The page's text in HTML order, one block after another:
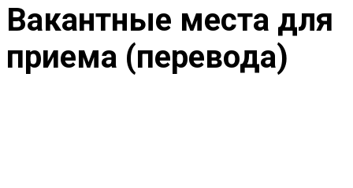
Вакантные места для
приема (перевода)